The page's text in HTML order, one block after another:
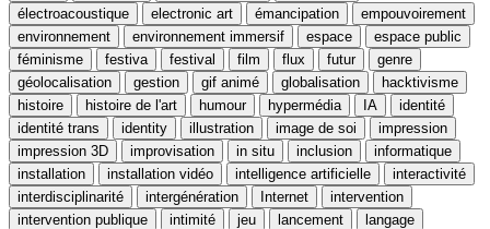
électroacoustique
electronic art émancipation
empouvoirement
environnement
environnement immersif espace
espace public
féminisme
festiva festival film flux futur
genre
géolocalisation
gestion gif animé globalisation
hacktivisme
histoire
histoire de l'art humour hypermédia IA
identité
identité trans
identity illustration image de soi
impression
impression 3D
improvisation in situ inclusion
informatique
installation
installation vidéo intelligence artificielle
interactivité
interdisciplinarité
intergénération Internet
intervention
intervention publique
intimité jeu lancement
langage